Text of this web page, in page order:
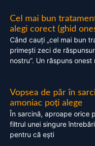
Cel mai bun
alegi corect (ghid
Când cauți „cel mai bun
primești zeci de
nostru”. Un răspuns onest
Vopsea de păr în
amoniac poți alege
În sarcină, aproape orice
filtrul unei singure
pentru că ești